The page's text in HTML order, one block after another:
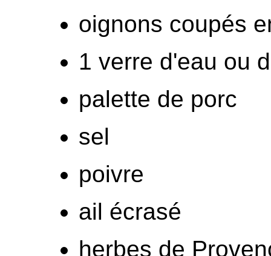
oignons coupés
1 verre d'eau ou
palette de porc
sel
poivre
ail écrasé
herbes de